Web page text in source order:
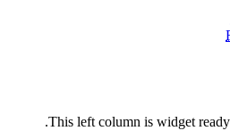
This left column is widget